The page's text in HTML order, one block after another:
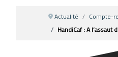
Actualité
Compte-
HandiCaf : A